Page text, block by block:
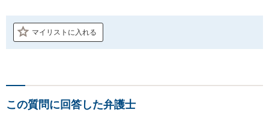
マイリストに入れる
この質問に回答した弁護士